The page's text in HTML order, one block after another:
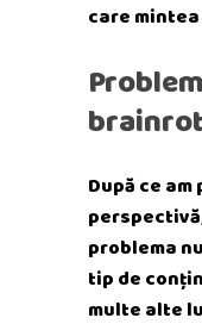
care
După ce
problema
tip de
multe alte